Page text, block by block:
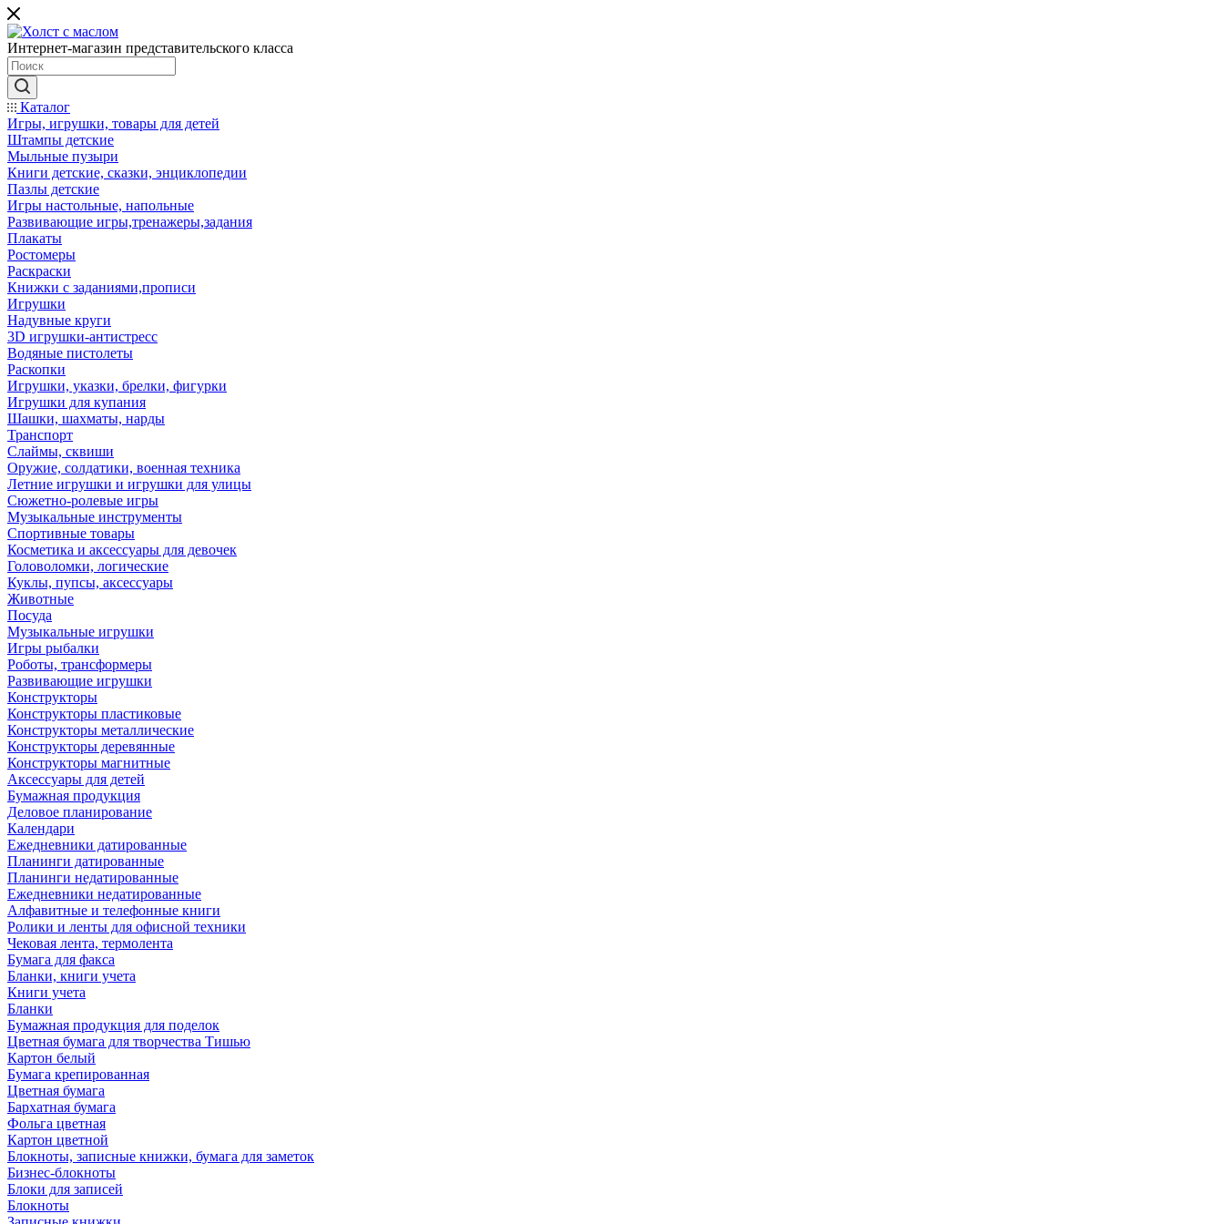
Интернет-магазин представительского класса
Каталог
Игры, игрушки, товары для детей
Штампы детские
Мыльные пузыри
Книги детские, сказки, энциклопедии
Пазлы детские
Игры настольные, напольные
Развивающие игры,тренажеры,задания
Плакаты
Ростомеры
Раскраски
Книжки с заданиями,прописи
Игрушки
Надувные круги
3D игрушки-антистресс
Водяные пистолеты
Раскопки
Игрушки, указки, брелки, фигурки
Игрушки для купания
Шашки, шахматы, нарды
Транспорт
Слаймы, сквиши
Оружие, солдатики, военная техника
Летние игрушки и игрушки для улицы
Сюжетно-ролевые игры
Музыкальные инструменты
Спортивные товары
Косметика и аксессуары для девочек
Головоломки, логические
Куклы, пупсы, аксессуары
Животные
Посуда
Музыкальные игрушки
Игры рыбалки
Роботы, трансформеры
Развивающие игрушки
Конструкторы
Конструкторы пластиковые
Конструкторы металлические
Конструкторы деревянные
Конструкторы магнитные
Аксессуары для детей
Бумажная продукция
Деловое планирование
Календари
Ежедневники датированные
Планинги датированные
Планинги недатированные
Ежедневники недатированные
Алфавитные и телефонные книги
Ролики и ленты для офисной техники
Чековая лента, термолента
Бумага для факса
Бланки, книги учета
Книги учета
Бланки
Бумажная продукция для поделок
Цветная бумага для творчества Тишью
Картон белый
Бумага крепированная
Цветная бумага
Бархатная бумага
Фольга цветная
Картон цветной
Блокноты, записные книжки, бумага для заметок
Бизнес-блокноты
Блоки для записей
Блокноты